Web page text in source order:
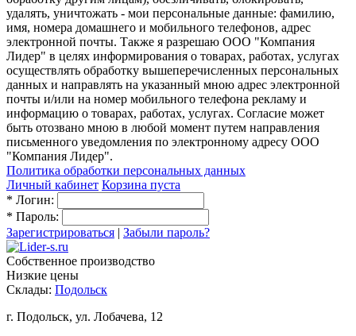
удалять, уничтожать - мои персональные данные: фамилию,
имя, номера домашнего и мобильного телефонов, адрес
электронной почты. Также я разрешаю ООО "Компания
Лидер" в целях информирования о товарах, работах, услугах
осуществлять обработку вышеперечисленных персональных
данных и направлять на указанный мною адрес электронной
почты и/или на номер мобильного телефона рекламу и
информацию о товарах, работах, услугах. Согласие может
быть отозвано мною в любой момент путем направления
письменного уведомления по электронному адресу ООО
"Компания Лидер".
Политика обработки персональных данных
Личный кабинет Корзина пуста
* Логин:
* Пароль:
Зарегистрироваться | Забыли пароль?
Собственное производство
Низкие цены
Склады: Подольск
г. Подольск, ул. Лобачева, 12